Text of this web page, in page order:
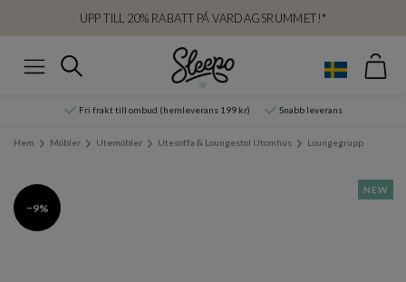
UPP TILL 20% RABATT PÅ VARDAGSRUMMET!*
Sök
Fri frakt till ombud (hemleverans 199 kr) Snabb leverans
Hem Möbler Utemöbler Utesoffa & Loungestol Utomhus Loungegrupp
NEW
−9%